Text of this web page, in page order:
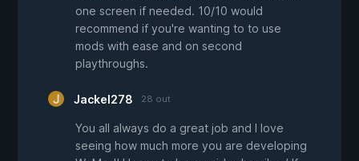
one screen if needed. 10/10 would
recommend if you're wanting to to use
mods with ease and on second
playthroughs.
Jackel278 28 out
You all always do a great job and I love
seeing how much more you are developing